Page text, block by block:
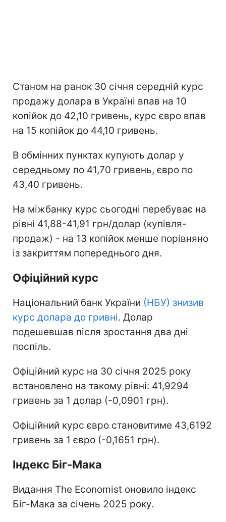
Станом на ранок 30 січня середній курс
продажу долара в Україні впав на 10
копійок до 42,10 гривень, курс євро впав
на 15 копійок до 44,10 гривень.
В обмінних пунктах купують долар у
середньому по 41,70 гривень, євро по
43,40 гривень.
На міжбанку курс сьогодні перебуває на
рівні 41,88-41,91 грн/долар (купівля-
продаж) - на 13 копійок менше порівняно
із закриттям попереднього дня.
Офіційний курс
Національний банк України (НБУ) знизив
курс долара до гривні. Долар
подешевшав після зростання два дні
поспіль.
Офіційний курс на 30 січня 2025 року
встановлено на такому рівні: 41,9294
гривень за 1 долар (-0,0901 грн).
Офіційний курс євро становитиме 43,6192
гривень за 1 євро (-0,1651 грн).
Індекс Біг-Мака
Видання The Economist оновило індекс
Біг-Мака за січень 2025 року.